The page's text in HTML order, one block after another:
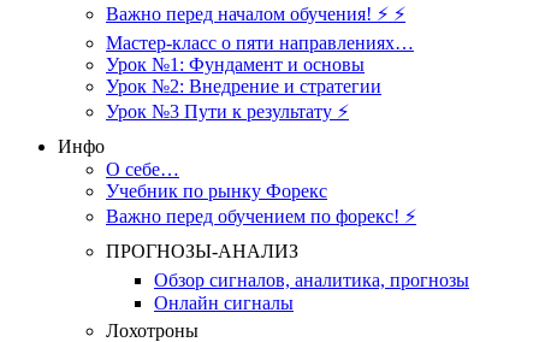
Важно перед началом обучения! ⚡ ⚡
Мастер-класс о пяти направлениях…
Урок №1: Фундамент и основы
Урок №2: Внедрение и стратегии
Урок №3 Пути к результату ⚡️
Инфо
О себе…
Учебник по рынку Форекс
Важно перед обучением по форекс! ⚡
ПРОГНОЗЫ-АНАЛИЗ
Обзор сигналов, аналитика, прогнозы
Онлайн сигналы
Лохотроны